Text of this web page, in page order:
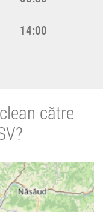
14:00
către